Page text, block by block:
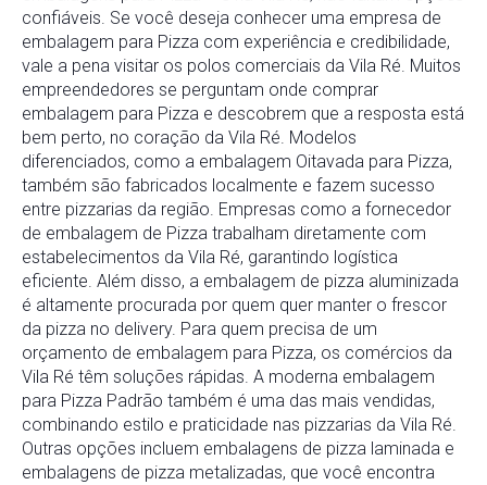
confiáveis. Se você deseja conhecer uma empresa de
embalagem para Pizza com experiência e credibilidade,
vale a pena visitar os polos comerciais da Vila Ré. Muitos
empreendedores se perguntam onde comprar
embalagem para Pizza e descobrem que a resposta está
bem perto, no coração da Vila Ré. Modelos
diferenciados, como a embalagem Oitavada para Pizza,
também são fabricados localmente e fazem sucesso
entre pizzarias da região. Empresas como a fornecedor
de embalagem de Pizza trabalham diretamente com
estabelecimentos da Vila Ré, garantindo logística
eficiente. Além disso, a embalagem de pizza aluminizada
é altamente procurada por quem quer manter o frescor
da pizza no delivery. Para quem precisa de um
orçamento de embalagem para Pizza, os comércios da
Vila Ré têm soluções rápidas. A moderna embalagem
para Pizza Padrão também é uma das mais vendidas,
combinando estilo e praticidade nas pizzarias da Vila Ré.
Outras opções incluem embalagens de pizza laminada e
embalagens de pizza metalizadas, que você encontra